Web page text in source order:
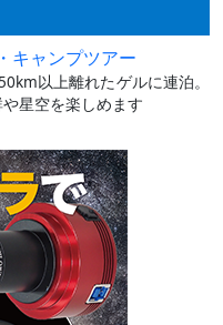
キャンプツアー
以上離れたゲルに連泊。
星空を楽しめます